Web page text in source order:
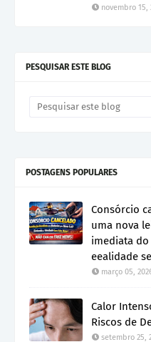
novembro 15,
PESQUISAR ESTE BLOG
POSTAGENS POPULARES
Consórcio
uma nova
imediata
eealidade
março 05,
Calor
Riscos de
setembro 25,